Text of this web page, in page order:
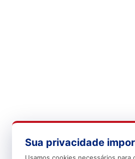
Sua privacidade